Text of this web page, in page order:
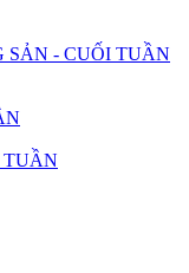
- CUỐI TUẦN
TUẦN